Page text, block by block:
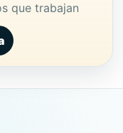
que trabajan